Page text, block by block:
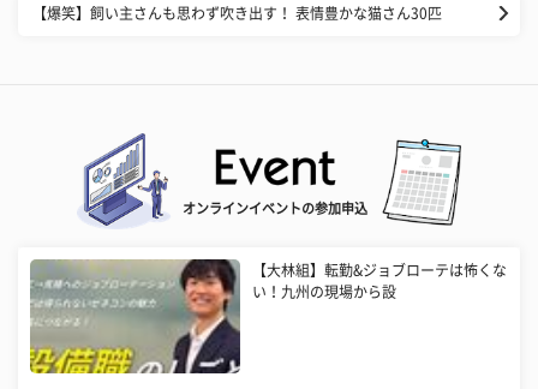
【爆笑】飼い主さんも思わず吹き出す！ 表情豊かな猫さん30匹
オンラインイベントの参加申込
【大林組】転勤&ジョブローテは怖くな
い！九州の現場から設